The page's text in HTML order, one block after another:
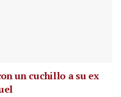
un cuchillo a su ex